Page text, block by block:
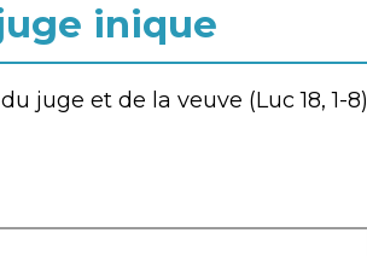
inique
juge et de la veuve (Luc 18, 1-8)